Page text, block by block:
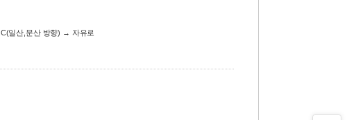
일산,문산 방향) → 자유로